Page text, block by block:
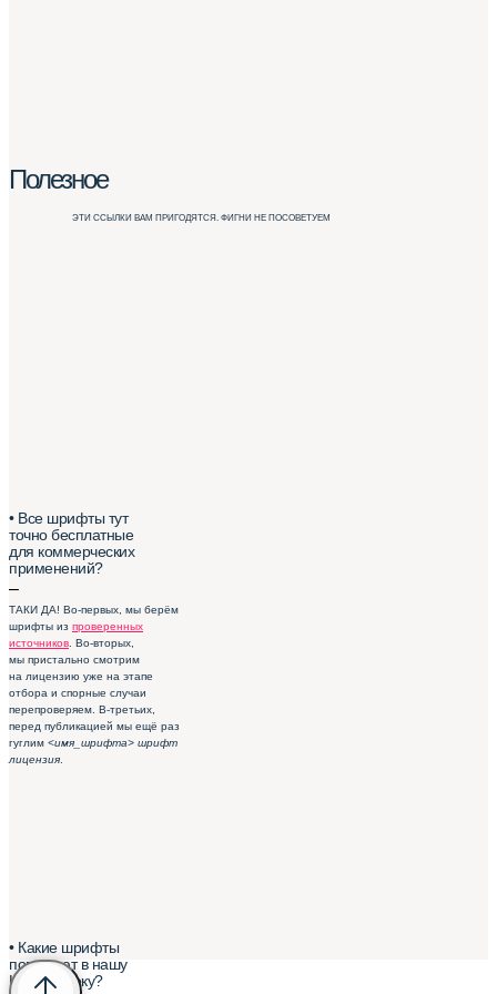
• Все шрифты тут
точно бесплатные
для коммерческих
применений?
–
ТАКИ ДА! Во-первых, мы берём
шрифты из проверенных
источников . Во-вторых,
мы пристально смотрим
на лицензию уже на этапе
отбора и спорные случаи
перепроверяем. В-третьих,
перед публикацией мы ещё раз
гуглим <имя_шрифта> шрифт
лицензия
• Какие шрифты
попадают в нашу
Шрифтотеку?
Полезное
ЭТИ ССЫЛКИ ВАМ ПРИГОДЯТСЯ. ФИГНИ НЕ ПОСОВЕТУЕМ